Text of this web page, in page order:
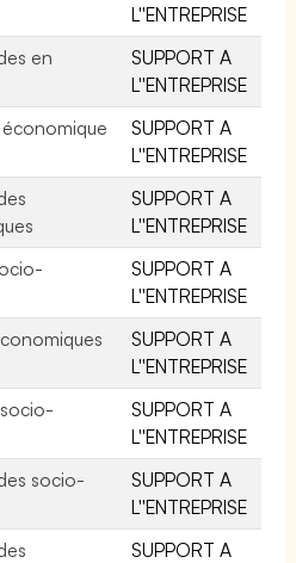
L''ENTREPRISE
en
SUPPORT A
L''ENTREPRISE
SUPPORT A
L''ENTREPRISE
SUPPORT A
L''ENTREPRISE
SUPPORT A
L''ENTREPRISE
SUPPORT A
L''ENTREPRISE
SUPPORT A
L''ENTREPRISE
socio-
SUPPORT A
L''ENTREPRISE
SUPPORT A